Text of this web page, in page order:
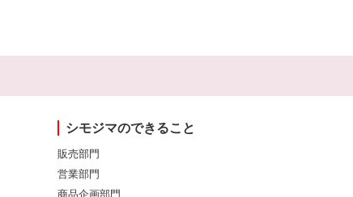
シモジマのできること
販売部門
営業部門
商品企画部門